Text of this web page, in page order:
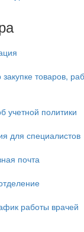
товаров,
учетной политики
для специалистов
почта
работы врачей